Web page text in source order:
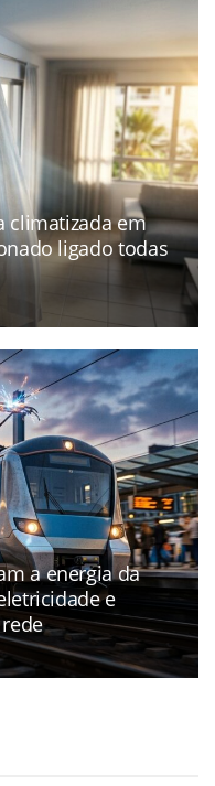
climatizada em
ligado todas
a energia da
e